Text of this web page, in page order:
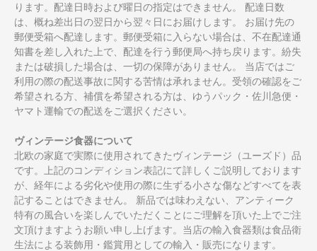
ります。配達日時および曜日の指定はできません。 配達日数
は、概ね差出日の翌日から翌々日にお届けします。 お届け先の
郵便受箱へ配達します。郵便受箱に入らない場合は、不在配達通
知書を差し入れた上で、配達を行う郵便局へ持ち戻ります。紛失
または破損した場合は、一切の保障がありません。 当店ではご
利用の際の配送事故に関する苦情は承れません。受領の確認をご
希望される方、補償を希望される方は、ゆうパック・佐川急便・
ヤマト運輸での配送をご選択ください。
ヴィンテージ食器について
北欧の家庭で実際に使用されてきたヴィンテージ（ユーズド）品
です。上記のコンディション表記にて詳しくご説明しております
が、経年による劣化や使用の際に生ずる小さな傷などすべてを表
記することはできません。 新品では味わえない、アンティーク
特有の風合いを楽しんでいただくことにご理解を頂いた上でご注
文頂けますようお願い申し上げます。当店の輸入食器類は食品衛
生法による装飾用・鑑賞用としての輸入・販売になります。